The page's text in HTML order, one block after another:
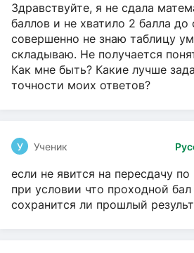
Здравствуйте, я не сдала
баллов и не хватило 2 балла до
совершенно не знаю таблицу
складываю. Не получается
Как мне быть? Какие лучше
точности моих ответов?
У Ученик
если не явится на пересдачу
при условии что проходной
сохранится ли прошлый